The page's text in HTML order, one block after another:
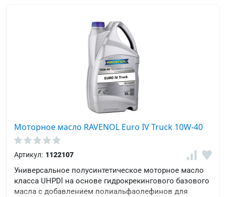
Моторное масло RAVENOL Euro IV Truck 10W-40
Артикул: 1122107
Универсальное полусинтетическое моторное масло
класса UHPDl на основе гидрокрекингового базового
масла с добавлением полиальфаолефинов для